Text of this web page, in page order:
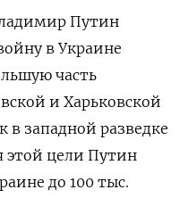
Путин
в Украине
часть
и Харьковской
в западной разведке
этой цели Путин
до 100 тыс.